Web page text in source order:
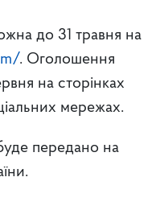
до 31 травня на
. Оголошення
на сторінках
мережах.
буде передано на